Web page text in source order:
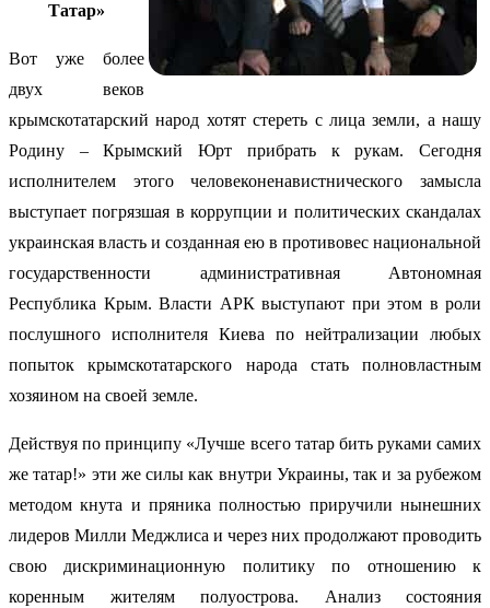
Татар»
Вот уже более
двух веков
крымскотатарский народ хотят стереть с лица земли, а нашу
Родину – Крымский Юрт прибрать к рукам. Сегодня
исполнителем этого человеконенавистнического замысла
выступает погрязшая в коррупции и политических скандалах
украинская власть и созданная ею в противовес национальной
государственности административная Автономная
Республика Крым. Власти АРК выступают при этом в роли
послушного исполнителя Киева по нейтрализации любых
попыток крымскотатарского народа стать полновластным
хозяином на своей земле.
Действуя по принципу «Лучше всего татар бить руками самих
же татар!» эти же силы как внутри Украины, так и за рубежом
методом кнута и пряника полностью приручили нынешних
лидеров Милли Меджлиса и через них продолжают проводить
свою дискриминационную политику по отношению к
коренным жителям полуострова. Анализ состояния